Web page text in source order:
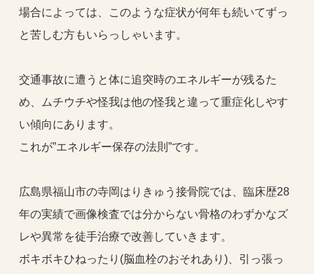
場合によっては、このような症状が何年も続いてずっ
と苦しむ方もいらっしゃいます。
交通事故に遭うと体に追突時のエネルギーが残るた
め、ムチウチや怪我は他の怪我と違って重症化しやす
い傾向にあります。
これが”エネルギー保存の法則”です。
広島県福山市の寺岡はりきゅう接骨院では、臨床歴28
年の実績で画像検査では分からない骨格のわずかなズ
レや異常を徒手治療で改善していきます。
ボキボキひねったり(脳血栓のおそれあり)、引っ張っ